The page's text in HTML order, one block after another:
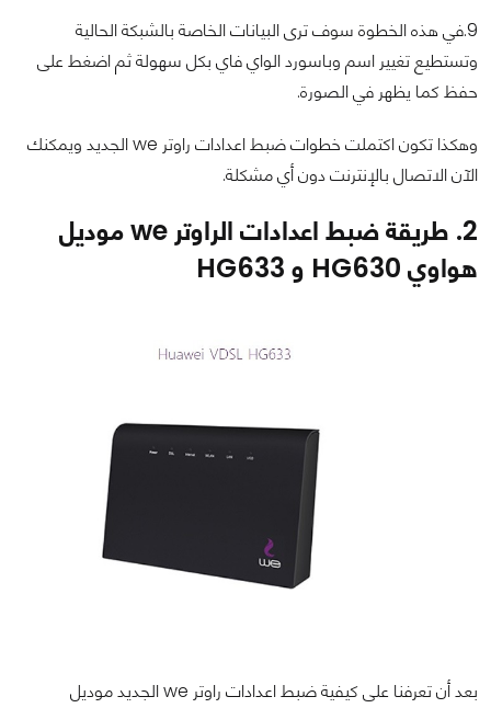
9.في هذه الخطوة سوف ترى البيانات الخاصة بالشبكة الحالية
وتستطيع تغيير اسم وباسورد الواي فاي بكل سهولة ثم اضغط على
حفظ كما يظهر في الصورة.
وهكذا تكون اكتملت خطوات ضبط اعدادات راوتر we الجديد ويمكنك
الآن الاتصال بالإنترنت دون أي مشكلة.
2. طريقة ضبط اعدادات الراوتر we موديل
هواوي HG630 و HG633
بعد أن تعرفنا على كيفية ضبط اعدادات راوتر we الجديد موديل